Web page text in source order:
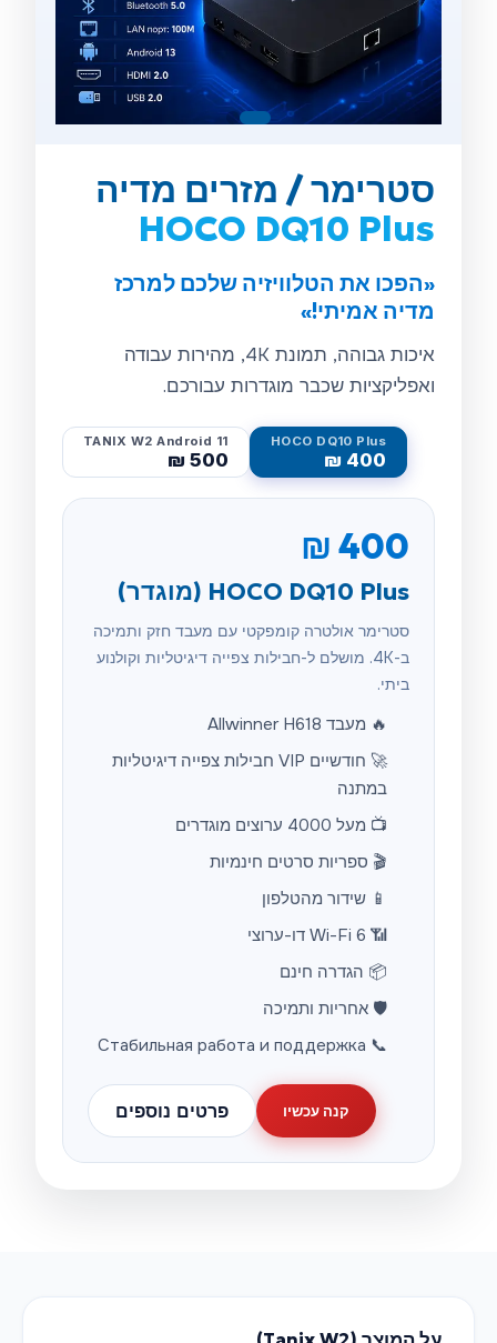
סטרימר / מזרים מדיה
HOCO DQ10 Plus
«הפכו את הטלוויזיה שלכם למרכז
מדיה אמיתי!»
איכות גבוהה, תמונת 4K, מהירות עבודה
ואפליקציות שכבר מוגדרות עבורכם.
HOCO DQ10 Plus
400
₪
TANIX W2 Android 11
500
₪
400
₪
HOCO DQ10 Plus (מוגדר)
סטרימר אולטרה קומפקטי עם מעבד חזק ותמיכה
ב-4K. מושלם ל-חבילות צפייה דיגיטליות וקולנוע
ביתי.
🔥 מעבד Allwinner H618
🚀 חודשיים VIP חבילות צפייה דיגיטליות
במתנה
📺 מעל 4000 ערוצים מוגדרים
🎬 ספריות סרטים חינמיות
📱 שידור מהטלפון
📶 Wi-Fi 6 דו-ערוצי
📦 הגדרה חינם
🛡️ אחריות ותמיכה
📞 Стабильная работа и поддержка
קנה עכשיו פרטים נוספים